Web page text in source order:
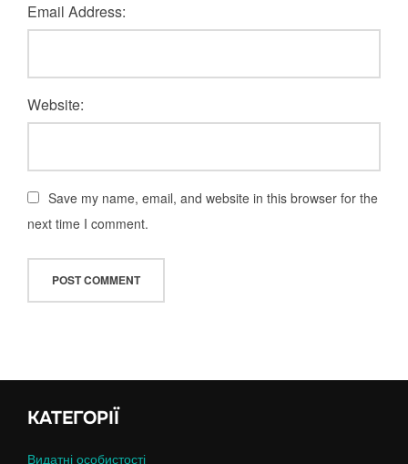
Email Address:
Website:
Save my name, email, and website in this browser for the
next time I comment.
КАТЕГОРІЇ
Видатні особистості